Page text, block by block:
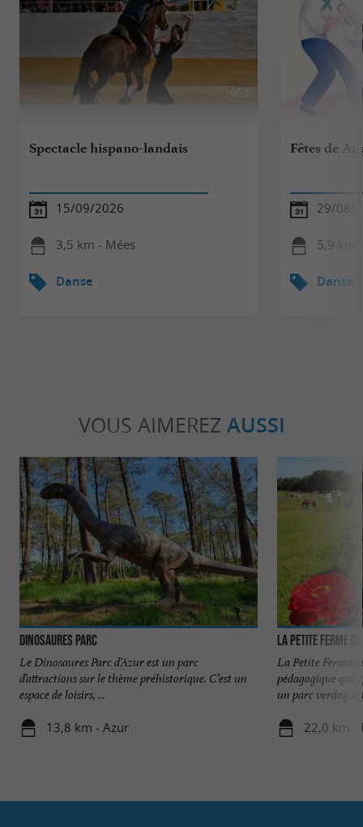
Spectacle hispano-landais
15/09/2026
3,5 km - Mées
Danse
Fêtes de
29/08/
5,9 km
Danse
VOUS AIMEREZ AUSSI
Dinosaures Parc
Le Dinosaures Parc d’Azur est un parc
d’attractions sur le thème préhistorique. C’est un
espace de loisirs, ...
13,8 km - Azur
La petite ferme
La Petite Ferme
pédagogique qui
un parc
22,0 km -